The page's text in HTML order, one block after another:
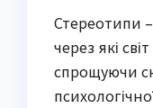
Стереотипи
через які
спрощуючи